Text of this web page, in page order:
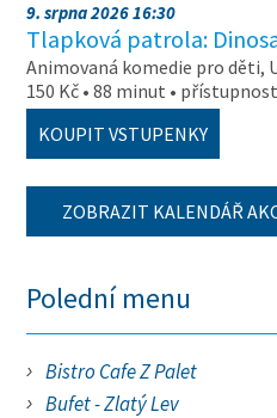
9. srpna 2026 16:30
Tlapková patrola:
Animovaná komedie pro děti,
150 Kč • 88 minut •
KOUPIT VSTUPENKY
ZOBRAZIT KALENDÁŘ
Polední menu
Bistro Cafe Z Palet
Bufet - Zlatý Lev